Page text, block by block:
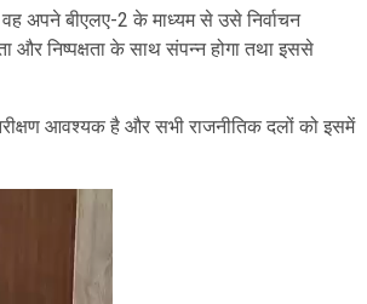
अपने बीएलए-2 के माध्यम से उसे निर्वाचन
और निष्पक्षता के साथ संपन्न होगा तथा इससे
आवश्यक है और सभी राजनीतिक दलों को इसमें